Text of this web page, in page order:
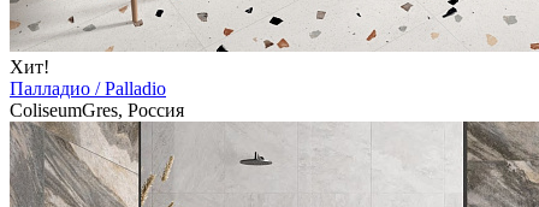
Хит!
Палладио / Palladio
ColiseumGres, Россия